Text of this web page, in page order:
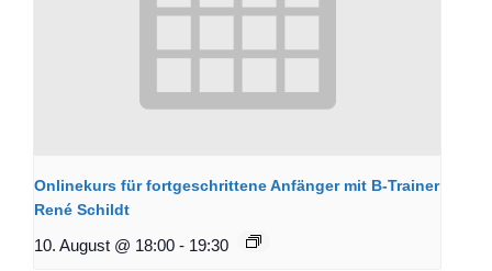
Onlinekurs für fortgeschrittene Anfänger mit B-Trainer
René Schildt
10. August @ 18:00 - 19:30